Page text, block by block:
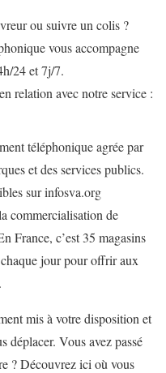
ou suivre un colis ?
vous accompagne
24 et 7j/7.
relation avec notre service :
téléphonique agrée par
et des services publics.
sur infosva.org
commercialisation de
France, c’est 35 magasins
jour pour offrir aux
mis à votre disposition et
déplacer. Vous avez passé
? Découvrez ici où vous